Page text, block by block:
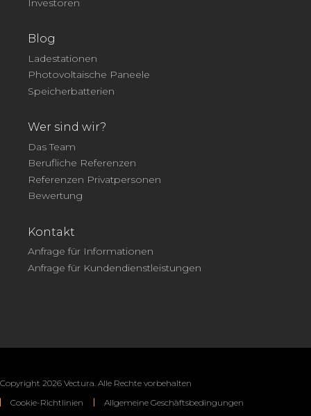
Investoren
Blog
Ladestationen
Photovoltaische Paneele
Speicherbatterien
Wer sind wir?
Das Team
Berufliche Referenzen
Referenzen Privatpersonen
Bewertung
Kontakt
Anfrage für Informationen
Anfrage für Kundendienstleistungen
Copyright 2026 Vectura. Alle Rechte vorbehalten
Cookie-Richtlinien
Allgemeine Geschäftsbedingungen